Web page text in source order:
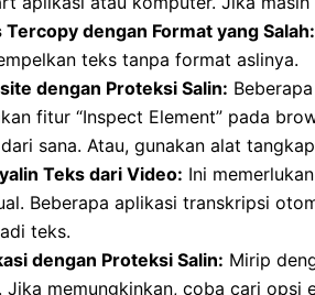
Tercopy dengan Format yang Salah:
teks tanpa format aslinya.
dengan Proteksi Salin:
fitur “Inspect Element” pada
sana. Atau, gunakan alat
Teks dari Video: Ini
Beberapa aplikasi transkripsi
teks.
dengan Proteksi Salin: Mirip
Jika memungkinkan, coba cari